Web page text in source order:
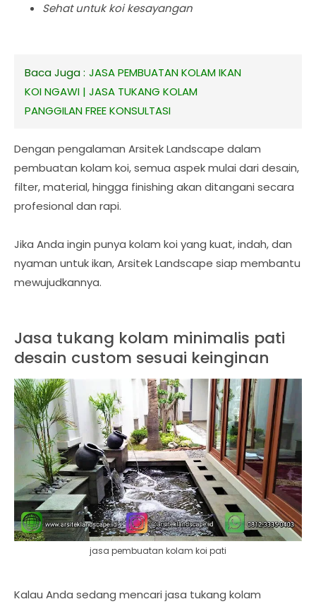
Sehat untuk koi kesayangan
Baca Juga : JASA PEMBUATAN KOLAM IKAN
KOI NGAWI | JASA TUKANG KOLAM
PANGGILAN FREE KONSULTASI
Dengan pengalaman Arsitek Landscape dalam
pembuatan kolam koi, semua aspek mulai dari desain,
filter, material, hingga finishing akan ditangani secara
profesional dan rapi.
Jika Anda ingin punya kolam koi yang kuat, indah, dan
nyaman untuk ikan, Arsitek Landscape siap membantu
mewujudkannya.
Jasa tukang kolam minimalis pati
desain custom sesuai keinginan
jasa pembuatan kolam koi pati
Kalau Anda sedang mencari jasa tukang kolam